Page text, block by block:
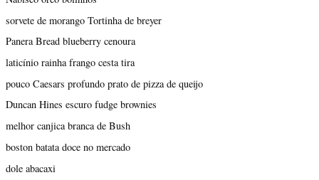
sorvete de morango Tortinha de breyer
Panera Bread blueberry cenoura
laticínio rainha frango cesta tira
pouco Caesars profundo prato de pizza de queijo
Duncan Hines escuro fudge brownies
melhor canjica branca de Bush
boston batata doce no mercado
dole abacaxi